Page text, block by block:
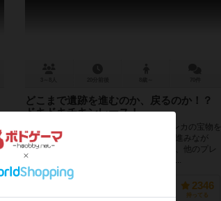
どこまで遺跡を進むのか、戻るのか！？
ドキドキチキンレース！
プレイヤーは探検隊の1人となって、インカの宝物を
探す冒険に出発します。遺跡を戻ったり進みなが
ら、リスクとリターンを天秤にかけつつ、他のプレ
イヤーより多くのお宝を集めた人が勝ち...
2346
持ってる